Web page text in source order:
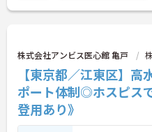
株式会社アンビス医心館 亀戸
【東京都／江東区】
ポート体制◎ホスピス
登用あり》